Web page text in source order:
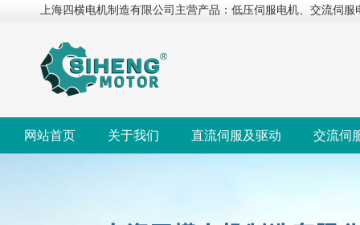
上海四横电机制造有限公司主营产品：低压伺服电机、交流伺
网站首页 关于我们 直流伺服及驱动 交流伺